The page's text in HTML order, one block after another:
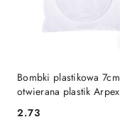
Bombki plastikowa 7cm
otwierana plastik Arpex
(BN4023)
Cena:
2.73